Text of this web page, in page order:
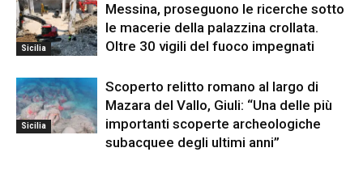
Sicilia
Messina, proseguono le ricerche sotto
le macerie della palazzina crollata.
Oltre 30 vigili del fuoco impegnati
Sicilia
Scoperto relitto romano al largo di
Mazara del Vallo, Giuli: “Una delle più
importanti scoperte archeologiche
subacquee degli ultimi anni”